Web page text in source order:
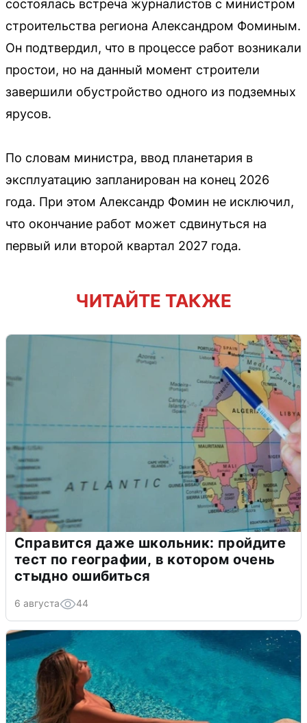
состоялась встреча журналистов с министром
строительства региона Александром Фоминым.
Он подтвердил, что в процессе работ возникали
простои, но на данный момент строители
завершили обустройство одного из подземных
ярусов.
По словам министра, ввод планетария в
эксплуатацию запланирован на конец 2026
года. При этом Александр Фомин не исключил,
что окончание работ может сдвинуться на
первый или второй квартал 2027 года.
ЧИТАЙТЕ ТАКЖЕ
Справится даже школьник: пройдите
тест по географии, в котором очень
стыдно ошибиться
6 августа 44